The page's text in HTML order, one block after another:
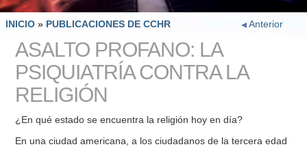
INICIO » PUBLICACIONES DE CCHR Anterior
ASALTO PROFANO: LA
PSIQUIATRÍA CONTRA LA
RELIGIÓN
¿En qué estado se encuentra la religión hoy en día?
En una ciudad americana, a los ciudadanos de la tercera edad